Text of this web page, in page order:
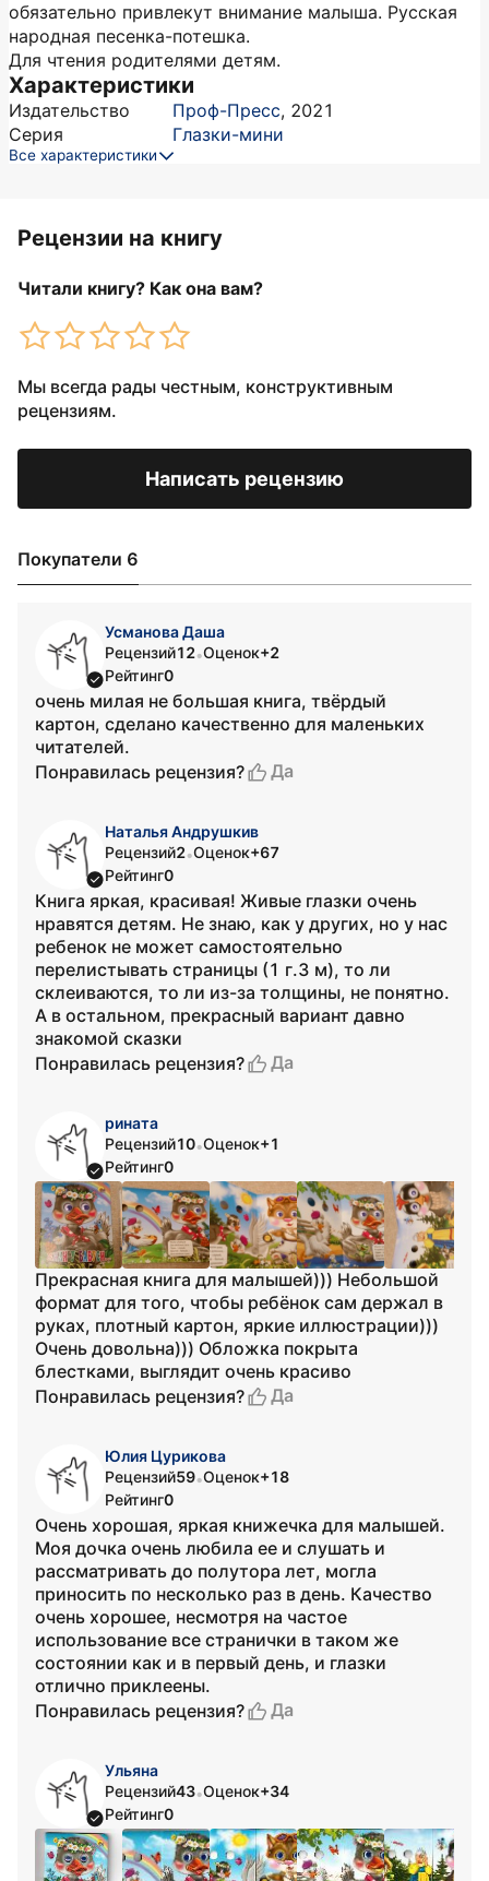
обязательно привлекут внимание малыша. Русская
народная песенка-потешка.
Для чтения родителями детям.
Характеристики
Издательство Проф-Пресс, 2021
Серия
Глазки-мини
Все характеристики
Рецензии на книгу
Читали книгу? Как она вам?
Мы всегда рады честным, конструктивным
рецензиям.
Написать рецензию
Покупатели 6
Усманова Даша
Рецензий12•Оценок+2
Рейтинг0
очень милая не большая книга, твёрдый
картон, сделано качественно для маленьких
читателей.
Понравилась рецензия?
Да
Наталья Андрушкив
Рецензий2•Оценок+67
Рейтинг0
Книга яркая, красивая! Живые глазки очень
нравятся детям. Не знаю, как у других, но у нас
ребенок не может самостоятельно
перелистывать страницы (1 г.3 м), то ли
склеиваются, то ли из-за толщины, не понятно.
А в остальном, прекрасный вариант давно
знакомой сказки
Понравилась рецензия?
Да
рината
Рецензий10•Оценок+1
Рейтинг0
Прекрасная книга для малышей))) Небольшой
формат для того, чтобы ребёнок сам держал в
руках, плотный картон, яркие иллюстрации)))
Очень довольна))) Обложка покрыта
блестками, выглядит очень красиво
Понравилась рецензия?
Да
Юлия Цурикова
Рецензий59•Оценок+18
Рейтинг0
Очень хорошая, яркая книжечка для малышей.
Моя дочка очень любила ее и слушать и
рассматривать до полутора лет, могла
приносить по несколько раз в день. Качество
очень хорошее, несмотря на частое
использование все странички в таком же
состоянии как и в первый день, и глазки
отлично приклеены.
Понравилась рецензия?
Да
Ульяна
Рецензий43•Оценок+34
Рейтинг0